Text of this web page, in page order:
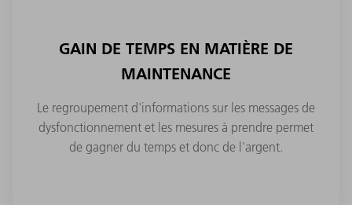
GAIN DE TEMPS EN MATIÈRE DE
MAINTENANCE
Le regroupement d'informations sur les messages de
dysfonctionnement et les mesures à prendre permet
de gagner du temps et donc de l'argent.